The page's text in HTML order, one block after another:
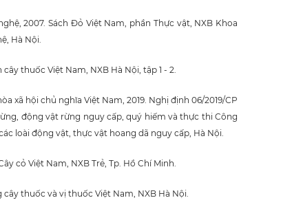
2007. Sách Đỏ Việt Nam, phần Thực vật, NXB Khoa
Hà Nội.
cây thuốc Việt Nam, NXB Hà Nội, tập 1 - 2.
xã hội chủ nghĩa Việt Nam, 2019. Nghị định 06/2019/CP
động vật rừng nguy cấp, quý hiếm và thực thi Công
loài động vật, thực vật hoang dã nguy cấp, Hà Nội.
cỏ Việt Nam, NXB Trẻ, Tp. Hồ Chí Minh.
cây thuốc và vị thuốc Việt Nam, NXB Hà Nội.